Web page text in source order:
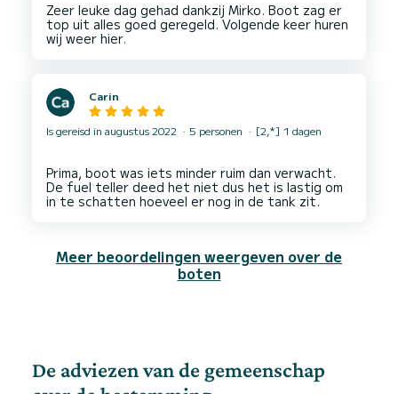
Zeer leuke dag gehad dankzij Mirko. Boot zag er
top uit alles goed geregeld. Volgende keer huren
Carin
Is gereisd in augustus 2022 5 personen [2,*] 1 dagen
Prima, boot was iets minder ruim dan verwacht.
De fuel teller deed het niet dus het is lastig om
Meer beoordelingen weergeven over de
boten
De adviezen van de gemeenschap